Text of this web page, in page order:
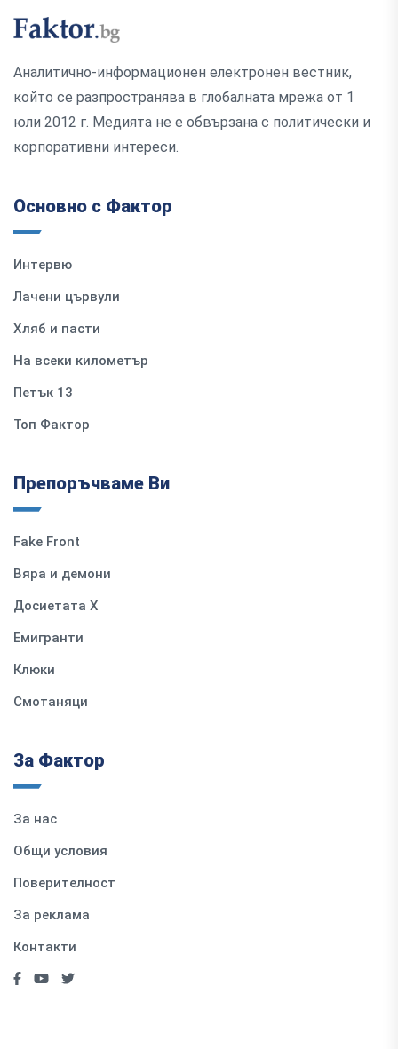
Аналитично-информационен електронен вестник,
който се разпространява в глобалната мрежа от 1
юли 2012 г. Медията не е обвързана с политически и
корпоративни интереси.
Основно с Фактор
Интервю
Лачени цървули
Хляб и пасти
На всеки километър
Петък 13
Топ Фактор
Препоръчваме Ви
Fake Front
Вяра и демони
Досиетата Х
Емигранти
Клюки
Смотаняци
За Фактор
За нас
Общи условия
Поверителност
За реклама
Контакти